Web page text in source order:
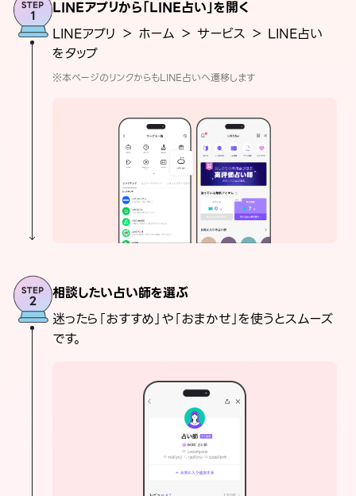
LINEアプリから「LINE占い」を開く
LINEアプリ ＞ ホーム ＞ サービス ＞ LINE占い
をタップ
※本ページのリンクからもLINE占いへ遷移します
相談したい占い師を選ぶ
迷ったら「おすすめ」や「おまかせ」を使うとスムーズ
です。